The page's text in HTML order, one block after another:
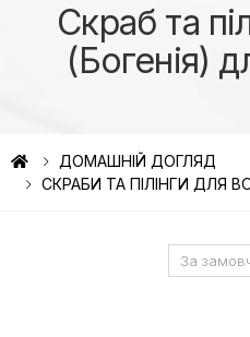
Скраб та
(Богенія)
ДОМАШНІЙ ДОГЛЯД
СКРАБИ ТА ПІЛІНГИ ДЛЯ